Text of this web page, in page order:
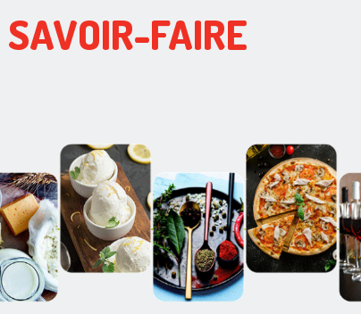
SAVOIR-FAIRE